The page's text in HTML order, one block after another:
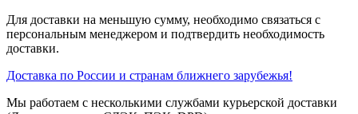
Для доставки на меньшую сумму, необходимо связаться с
персональным менеджером и подтвердить необходимость
доставки.
Доставка по России и странам ближнего зарубежья!
Мы работаем с несколькими службами курьерской доставки